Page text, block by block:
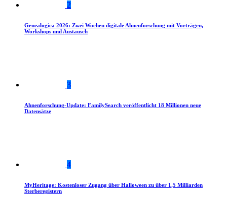
2
Genealogica 2026: Zwei Wochen digitale Ahnenforschung mit Vorträgen,
Workshops und Austausch
3
Ahnenforschung-Update: FamilySearch veröffentlicht 18 Millionen neue
Datensätze
4
MyHeritage: Kostenloser Zugang über Halloween zu über 1,5 Milliarden
Sterberegistern